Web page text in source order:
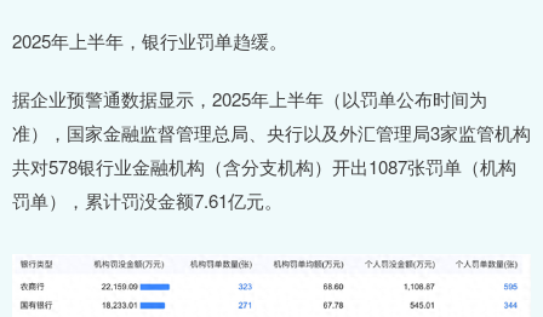
2025年上半年，银行业罚单趋缓。
据企业预警通数据显示，2025年上半年（以罚单公布时间为
准），国家金融监督管理总局、央行以及外汇管理局3家监管机构
共对578银行业金融机构（含分支机构）开出1087张罚单（机构
罚单），累计罚没金额7.61亿元。